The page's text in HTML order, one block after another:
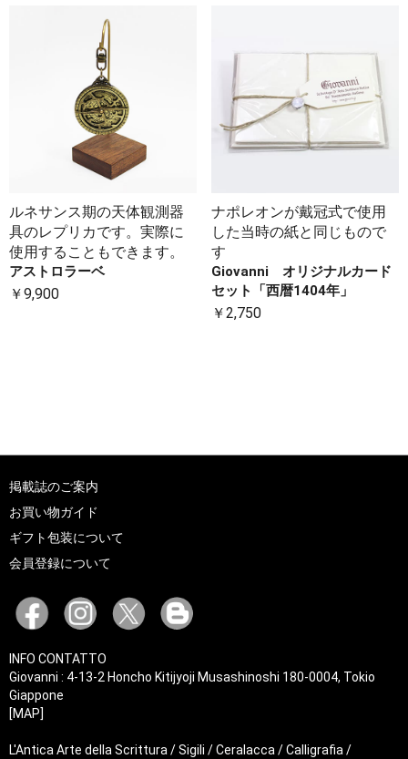
ルネサンス期の天体観測器
具のレプリカです。実際に
使用することもできます。
アストロラーベ
￥9,900
ナポレオンが戴冠式で使用
した当時の紙と同じもので
す
Giovanni オリジナルカード
セット「西暦1404年」
￥2,750
掲載誌のご案内
お買い物ガイド
ギフト包装について
会員登録について
INFO CONTATTO
Giovanni : 4-13-2 Honcho Kitijyoji Musashinoshi 180-0004, Tokio
Giappone
[MAP]
L'Antica Arte della Scrittura / Sigili / Ceralacca / Calligrafia /